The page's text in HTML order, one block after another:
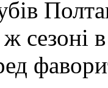
сезоні